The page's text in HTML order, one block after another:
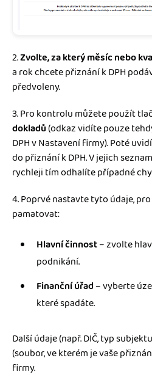
2.Zvolte, za který měsíc nebo
a rok chcete přiznání k DPH
předvoleny.
3. Pro kontrolu můžete použít
dokladů(odkaz vidíte pouze
DPH v Nastavení firmy). Poté
do přiznání k DPH. V jejich
rychleji tím odhalíte případné
4. Poprvé nastavte tyto údaje,
pamatovat:
Hlavní činnost– zvolte
podnikání.
Finanční úřad – vyberte
které spadáte.
Další údaje (např. DIČ, typ
(soubor, ve kterém je vaše
firmy.